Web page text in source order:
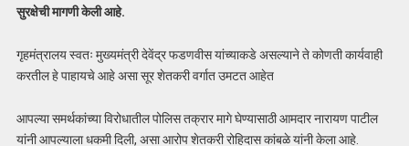
सुरक्षेची मागणी केली आहे.
गृहमंत्रालय स्वतः मुख्यमंत्री देवेंद्र फडणवीस यांच्याकडे असल्याने ते कोणती कार्यवाही
करतील हे पाहायचे आहे असा सूर शेतकरी वर्गात उमटत आहेत
आपल्या समर्थकांच्या विरोधातील पोलिस तक्रार मागे घेण्यासाठी आमदार नारायण पाटील
यांनी आपल्याला धकमी दिली, असा आरोप शेतकरी रोहिदास कांबळे यांनी केला आहे.